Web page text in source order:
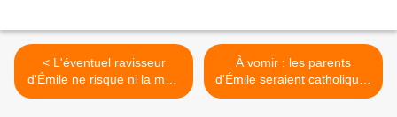
< L'éventuel ravisseur
d'Émile ne risque ni la mort
ni la perpétuité réelle
À vomir : les parents
d'Émile seraient catholiques
et d'extrême-droite, donc